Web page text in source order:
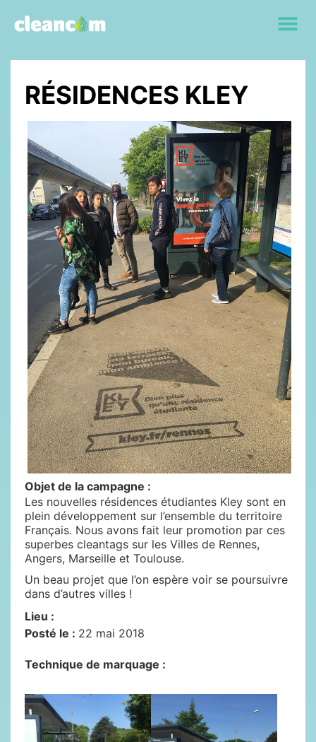
RÉSIDENCES KLEY
Objet de la campagne :
Les nouvelles résidences étudiantes Kley sont en
plein développement sur l’ensemble du territoire
Français. Nous avons fait leur promotion par ces
superbes cleantags sur les Villes de Rennes,
Angers, Marseille et Toulouse.
Un beau projet que l’on espère voir se poursuivre
dans d’autres villes !
Lieu :
Posté le : 22 mai 2018
Technique de marquage :